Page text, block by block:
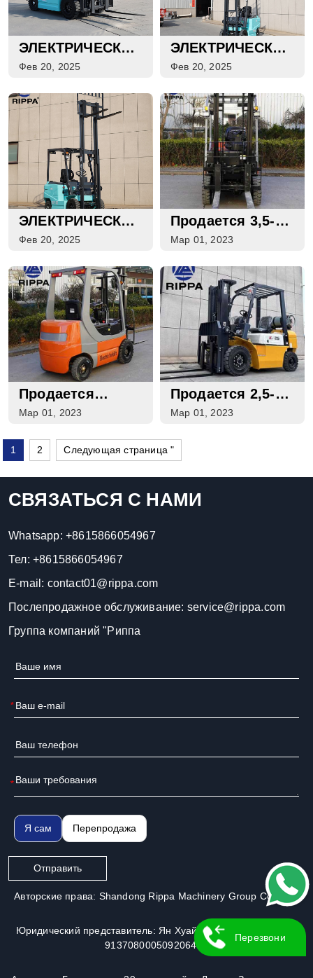
ЭЛЕКТРИЧЕСКИЙ
ВИЛОЧНЫЙ
RIPPA RF25E
Фев 20, 2025
ЭЛЕКТРИЧЕСКИЙ
ВИЛОЧНЫЙ
RIPPA RF20E
Фев 20, 2025
ЭЛЕКТРИЧЕСКИЙ
ВИЛОЧНЫЙ
RIPPA RF15E
Фев 20, 2025
Продается 3,5-
Тонный
Вилочный
Погрузчик
Мар 01, 2023
Продается
Электрический
Погрузчик
Грузоподъемностью
3,2 Тонны
Мар 01, 2023
Продается 2,5-
Тонный
Вилочный
Погрузчик
Мар 01, 2023
1 2 Следующая страница "
СВЯЗАТЬСЯ С НАМИ
Whatsapp: +8615866054967
Тел: +8615866054967
E-mail: contact01@rippa.com
Послепродажное обслуживание: service@rippa.com
Группа компаний "Риппа
*
*
Я сам Перепродажа
Отправить
Авторские права: Shandong Rippa Machinery Group Co., Ltd.
Юридический представитель: Ян Хуайго | Номер лицензии:
913708000509206491
Перезвони
Мне